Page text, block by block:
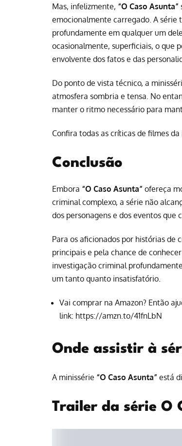
Mas, infelizmente, “O Caso Asunta”
emocionalmente carregado. A série
profundamente em qualquer um
ocasionalmente, superficiais, o que
envolvente dos fatos e das
Do ponto de vista técnico, a
atmosfera sombria e tensa. No
manter o ritmo necessário para
Confira todas as críticas de filmes
Conclusão
Embora “O Caso Asunta” ofereça
criminal complexo, a série não
dos personagens e dos eventos
Para os aficionados por histórias de
principais e pela chance de
investigação criminal
um tanto quanto insatisfatório.
Vai comprar na Amazon? Então
link: https://amzn.to/41fnLbN
Onde assistir à
A minissérie “O Caso Asunta” está
Trailer da série O